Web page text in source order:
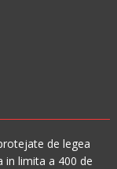
de legea
in limita a 400 de